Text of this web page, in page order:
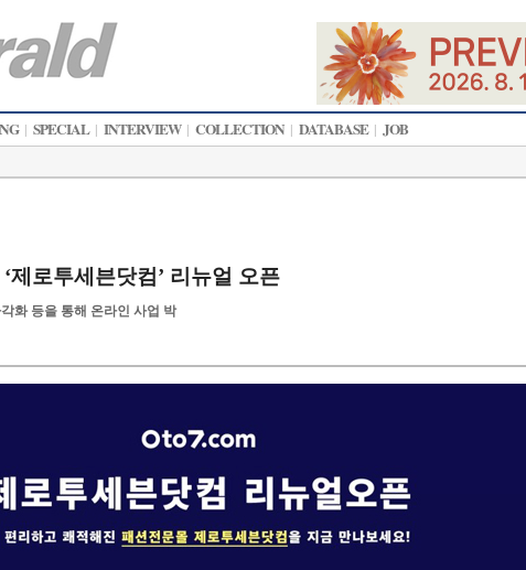
| SPECIAL | INTERVIEW | COLLECTION | DATABASE | JOB
제로투세븐닷컴’ 리뉴얼 오픈
화 등을 통해 온라인 사업 박